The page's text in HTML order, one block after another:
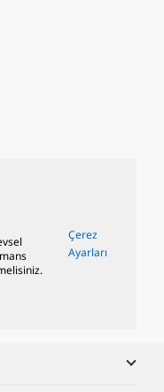
Çerez
Ayarları